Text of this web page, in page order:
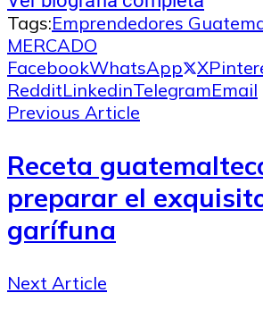
Tags:Emprendedores
MERCADO
FacebookWhatsApp X
RedditLinkedinTelegramEmail
Previous Article
Receta
preparar el
garífuna
Next Article